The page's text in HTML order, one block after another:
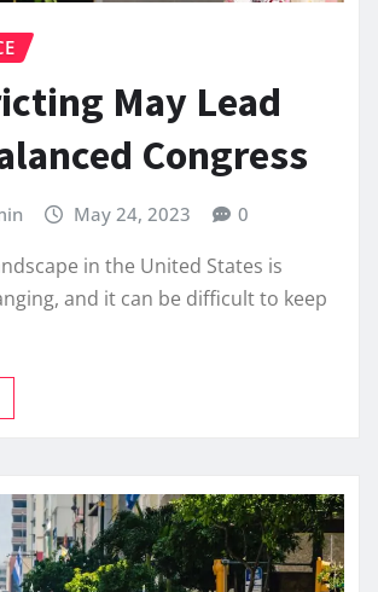
May Lead
Congress
May 24, 2023 0
in the United States is
and it can be difficult to keep